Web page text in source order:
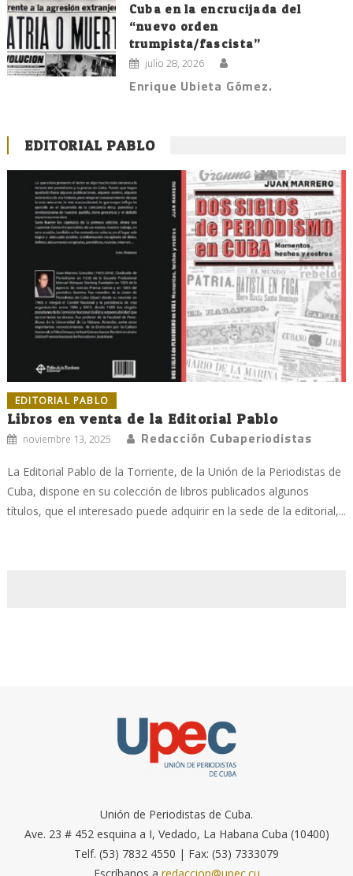
Cuba en la encrucijada del
“nuevo orden
trumpista/fascista”
julio 28, 2026
Enrique Ubieta Gómez.
EDITORIAL PABLO
EDITORIAL PABLO
Libros en venta de la Editorial Pablo
noviembre 13, 2025 Redacción Cubaperiodistas
La Editorial Pablo de la Torriente, de la Unión de la Periodistas de
Cuba, dispone en su colección de libros publicados algunos
títulos, que el interesado puede adquirir en la sede de la editorial,...
Unión de Periodistas de Cuba.
Ave. 23 # 452 esquina a I, Vedado, La Habana Cuba (10400)
Telf. (53) 7832 4550 | Fax: (53) 7333079
Escríbanos a redaccion@upec.cu